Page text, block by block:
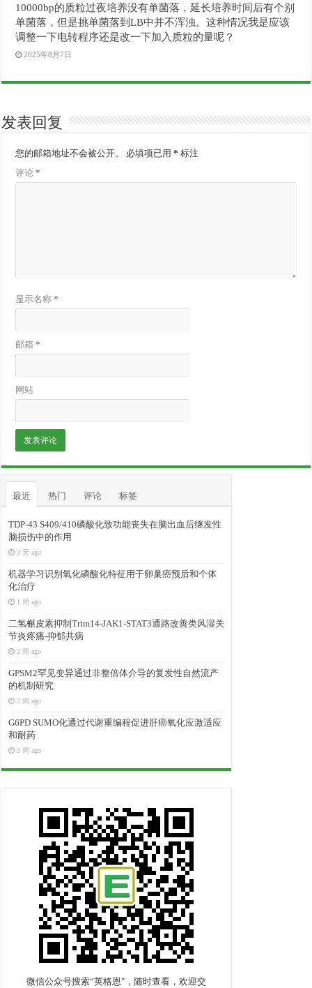
10000bp的质粒过夜培养没有单菌落，延长培养时间后有个别
单菌落，但是挑单菌落到LB中并不浑浊。这种情况我是应该
调整一下电转程序还是改一下加入质粒的量呢？
2025年8月7日
发表回复
您的邮箱地址不会被公开。 必填项已用* 标注
评论*
显示名称*
邮箱*
网站
最近 热门 评论 标签
TDP-43 S409/410磷酸化致功能丧失在脑出血后继发性
脑损伤中的作用
3 天 ago
机器学习识别氧化磷酸化特征用于卵巢癌预后和个体
化治疗
1 周 ago
二氢槲皮素抑制Trim14-JAK1-STAT3通路改善类风湿关
节炎疼痛-抑郁共病
2 周 ago
GPSM2罕见变异通过非整倍体介导的复发性自然流产
的机制研究
2 周 ago
G6PD SUMO化通过代谢重编程促进肝癌氧化应激适应
和耐药
3 周 ago
微信公众号搜索“英格恩"，随时查看，欢迎交